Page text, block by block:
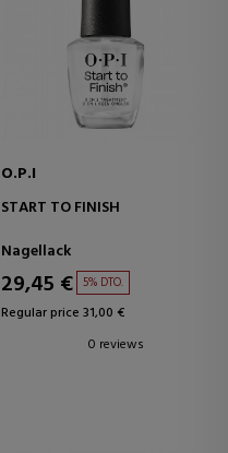
O.P.I
START TO FINISH
Nagellack
29,45 € 5% DTO.
Regular price 31,00 €
0 reviews